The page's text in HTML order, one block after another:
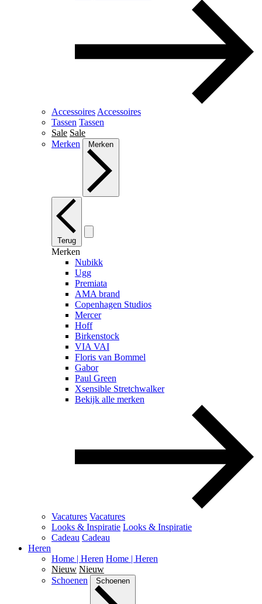
Accessoires Accessoires
Tassen Tassen
Sale Sale
Merken
Merken
Terug
Merken
Nubikk
Ugg
Premiata
AMA brand
Copenhagen Studios
Mercer
Hoff
Birkenstock
VIA VAI
Floris van Bommel
Gabor
Paul Green
Xsensible Stretchwalker
Bekijk alle merken
Vacatures Vacatures
Looks & Inspiratie Looks & Inspiratie
Cadeau Cadeau
Heren
Home | Heren Home | Heren
Nieuw Nieuw
Schoenen
Schoenen